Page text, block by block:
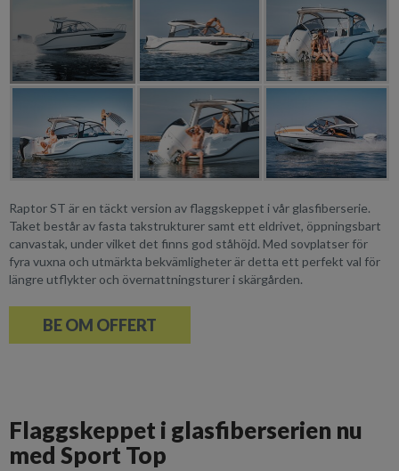
Raptor ST är en täckt version av flaggskeppet i vår glasfiberserie.
Taket består av fasta takstrukturer samt ett eldrivet, öppningsbart
canvastak, under vilket det finns god ståhöjd. Med sovplatser för
fyra vuxna och utmärkta bekvämligheter är detta ett perfekt val för
längre utflykter och övernattningsturer i skärgården.
BE OM OFFERT
Flaggskeppet i glasfiberserien nu
med Sport Top